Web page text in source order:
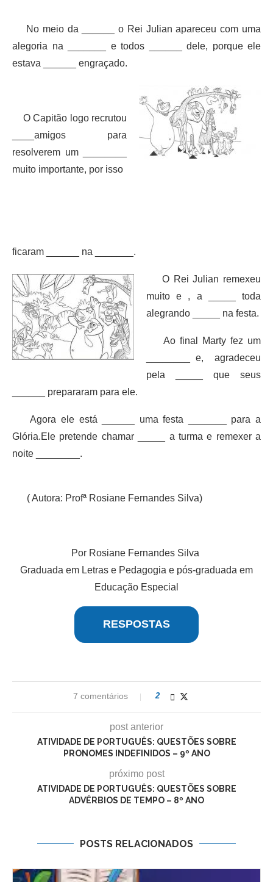
No meio da ______ o Rei Julian apareceu com uma
alegoria na _______ e todos ______ dele, porque ele
estava ______ engraçado.
O Capitão logo recrutou
____amigos para
resolverem um ________
muito importante, por isso
ficaram ______ na _______.
O Rei Julian remexeu
muito e , a _____ toda
alegrando _____ na festa.
Ao final Marty fez um
________ e, agradeceu
pela _____ que seus
______ prepararam para ele.
Agora ele está ______ uma festa _______ para a
Glória.Ele pretende chamar _____ a turma e remexer a
noite ________.
( Autora: Profª Rosiane Fernandes Silva)
Por Rosiane Fernandes Silva
Graduada em Letras e Pedagogia e pós-graduada em
Educação Especial
RESPOSTAS
7 comentários 2
post anterior
ATIVIDADE DE PORTUGUÊS: QUESTÕES SOBRE
PRONOMES INDEFINIDOS – 9º ANO
próximo post
ATIVIDADE DE PORTUGUÊS: QUESTÕES SOBRE
ADVÉRBIOS DE TEMPO – 8º ANO
POSTS RELACIONADOS